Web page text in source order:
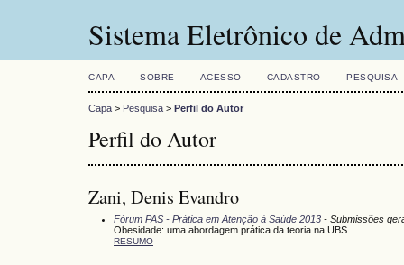
Sistema Eletrônico de
CAPA SOBRE ACESSO CADASTRO PESQUISA
Capa > Pesquisa > Perfil do Autor
Perfil do Autor
Zani, Denis Evandro
Fórum PAS - Prática em Atenção à Saúde 2013 - Submissões
Obesidade: uma abordagem prática da teoria na UBS
RESUMO